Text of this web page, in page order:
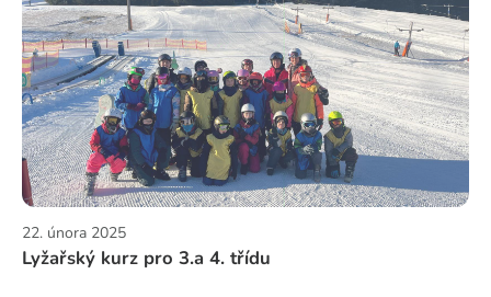
22. února 2025
Lyžařský kurz pro 3.a 4. třídu